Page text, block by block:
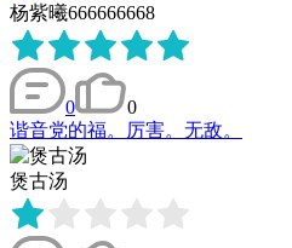
杨紫曦666666668
0
0
谐音党的福。厉害。无敌。
煲古汤